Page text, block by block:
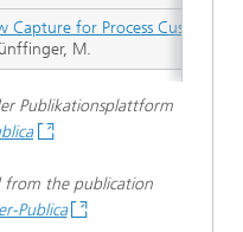
Capture for Process
M.
Publikationsplattform
from the publication
Publica